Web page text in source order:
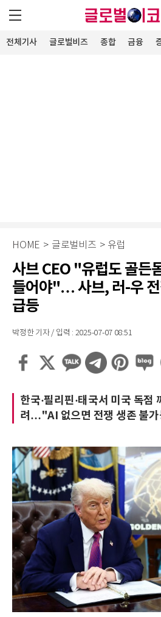
전체기사 글로벌비즈 종합 금융
HOME > 글로벌비즈 > 유럽
사브 CEO "유럽도 골든
들어야"… 사브, 러-우 전
급등
박정한 기자 / 입력 : 2025-07-07 08:51
한국·필리핀·태국서 미국 독점
려…"AI 없으면 전쟁 생존 불